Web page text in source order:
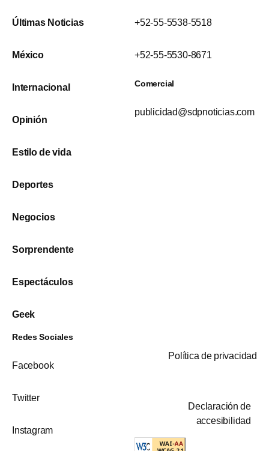
Últimas Noticias
México
Internacional
Opinión
Estilo de vida
Deportes
Negocios
Sorprendente
Espectáculos
Geek
+52-55-5538-5518
+52-55-5530-8671
Comercial
publicidad@sdpnoticias.com
Redes Sociales
Facebook
Twitter
Instagram
Política de privacidad
Declaración de
accesibilidad